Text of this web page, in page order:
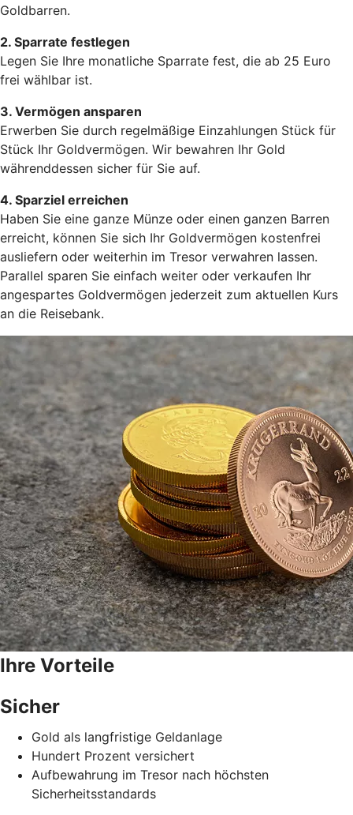
Goldbarren.
2. Sparrate festlegen
Legen Sie Ihre monatliche Sparrate fest, die ab 25 Euro
frei wählbar ist.
3. Vermögen ansparen
Erwerben Sie durch regelmäßige Einzahlungen Stück für
Stück Ihr Goldvermögen. Wir bewahren Ihr Gold
währenddessen sicher für Sie auf.
4. Sparziel erreichen
Haben Sie eine ganze Münze oder einen ganzen Barren
erreicht, können Sie sich Ihr Goldvermögen kostenfrei
ausliefern oder weiterhin im Tresor verwahren lassen.
Parallel sparen Sie einfach weiter oder verkaufen Ihr
angespartes Goldvermögen jederzeit zum aktuellen Kurs
an die Reisebank.
Ihre Vorteile
Sicher
Gold als langfristige Geldanlage
Hundert Prozent versichert
Aufbewahrung im Tresor nach höchsten
Sicherheitsstandards